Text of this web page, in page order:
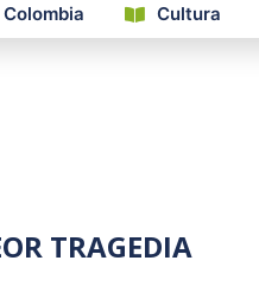
Colombia Cultura
TRAGEDIA